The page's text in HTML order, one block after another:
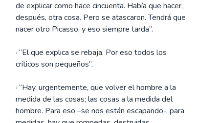
de explicar como hace cincuenta. Había que hacer,
después, otra cosa. Pero se atascaron. Tendrá que
nacer otro Picasso, y eso siempre tarda”.
· “El que explica se rebaja. Por eso todos los
críticos son pequeños”.
· “Hay, urgentemente, que volver el hombre a la
medida de las cosas; las cosas a la medida del
hombre. Para eso –se nos están escapando-, para